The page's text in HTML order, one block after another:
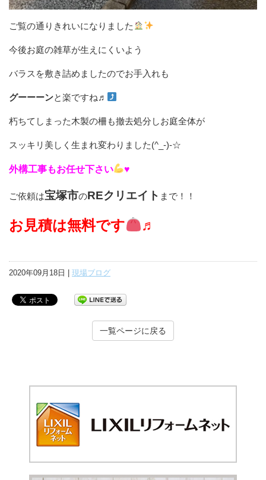
ご覧の通りきれいになりました
今後お庭の雑草が生えにくいよう
バラスを敷き詰めましたのでお手入れも
グーーーンと楽ですね♬
朽ちてしまった木製の柵も撤去処分しお庭全体が
スッキリ美しく生まれ変わりました(^_-)-☆
外構工事もお任せ下さい ♥
ご依頼は宝塚市のREクリエイト まで！！
お見積は無料です ♬
2020年09月18日 | 現場ブログ
一覧ページに戻る